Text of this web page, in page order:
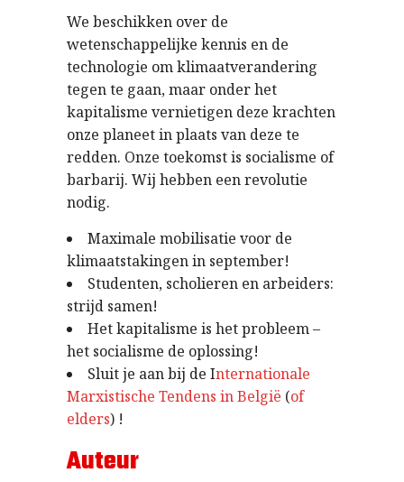
We beschikken over de
wetenschappelijke kennis en de
technologie om klimaatverandering
tegen te gaan, maar onder het
kapitalisme vernietigen deze krachten
onze planeet in plaats van deze te
redden. Onze toekomst is socialisme of
barbarij. Wij hebben een revolutie
nodig.
Maximale mobilisatie voor de
klimaatstakingen in september!
Studenten, scholieren en arbeiders:
strijd samen!
Het kapitalisme is het probleem –
het socialisme de oplossing!
Sluit je aan bij de Internationale
Marxistische Tendens in België (of
elders) !
Auteur